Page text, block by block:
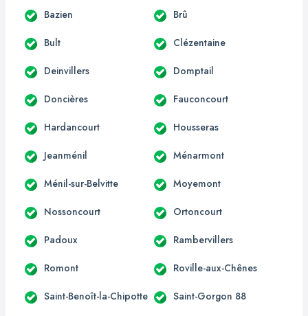
Bazien Brû
Bult Clézentaine
Deinvillers Domptail
Doncières Fauconcourt
Hardancourt Housseras
Jeanménil Ménarmont
Ménil-sur-Belvitte Moyemont
Nossoncourt Ortoncourt
Padoux Rambervillers
Romont Roville-aux-Chênes
Saint-Benoît-la-Chipotte Saint-Gorgon 88